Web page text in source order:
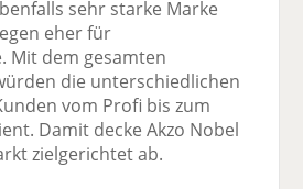
sehr starke Marke
eher für
Mit dem gesamten
die unterschiedlichen
vom Profi bis zum
Damit decke Akzo Nobel
zielgerichtet ab.